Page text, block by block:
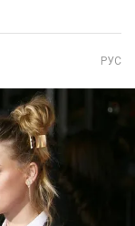
РУС